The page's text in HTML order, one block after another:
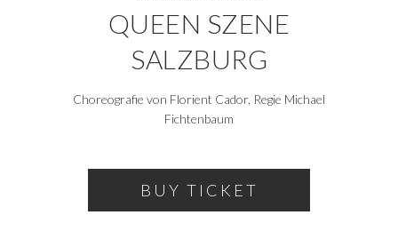
BUY TICKET
QUEEN SZENE
SALZBURG
Choreografie von Florient Cador, Regie Michael
Fichtenbaum